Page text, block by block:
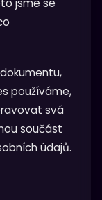
používáme,
svá
součást
údajů.